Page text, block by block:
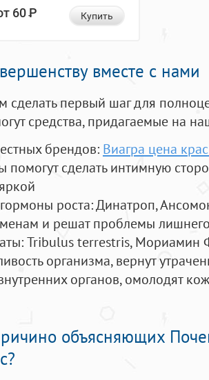
60Р Купить
вместе с нами
сделать первый шаг для
средства, придагаемые на
брендов: Виагра цена
помогут сделать интимную
роста: Динатроп,
и решат проблемы
Tribulus terrestris, Мориамин
организма, вернут
органов, омолодят
объясняющих